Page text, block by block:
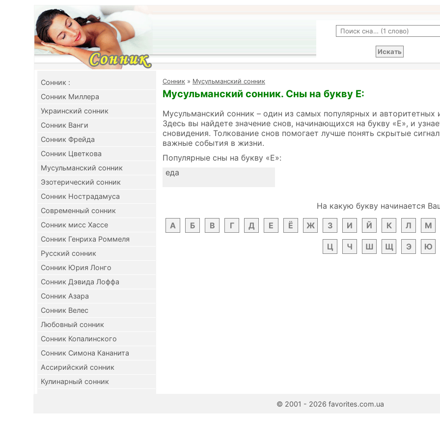
Cонник :
Сонник Миллера
Украинский сонник
Сонник Ванги
Сонник Фрейда
Сонник Цветкова
Мусульманский сонник
Эзотерический сонник
Сонник Нострадамуса
Современный сонник
Сонник мисс Хассе
Сонник Генриха Роммеля
Русский сонник
Сонник Юрия Лонго
Сонник Дэвида Лоффа
Сонник Азара
Сонник Велес
Любовный сонник
Сонник Копалинского
Сонник Симона Кананита
Ассирийский сонник
Кулинарный сонник
Cонник » Мусульманский сонник
Мусульманский сонник. Сны на букву Е:
Мусульманский сонник – один из самых популярных и авторитетных
Здесь вы найдете значение снов, начинающихся на букву «Е», и
сновидения. Толкование снов помогает лучше понять скрытые
важные события в жизни.
Популярные сны на букву «Е»:
еда
На какую букву начинается
А
Б В Г Д Е Ё Ж З И Й К Л М
Ц Ч Ш Щ Э Ю
© 2001 - 2026 favorites.com.ua